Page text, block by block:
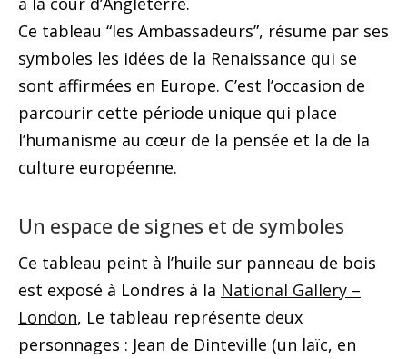
Ce tableau “les Ambassadeurs”, résume par ses
symboles les idées de la Renaissance qui se
sont affirmées en Europe. C’est l’occasion de
parcourir cette période unique qui place
l’humanisme au cœur de la pensée et la de la
culture européenne.
Un espace de signes et de symboles
Ce tableau peint à l’huile sur panneau de bois
est exposé à Londres à la National Gallery –
London, Le tableau représente deux
personnages : Jean de Dinteville (un laïc, en